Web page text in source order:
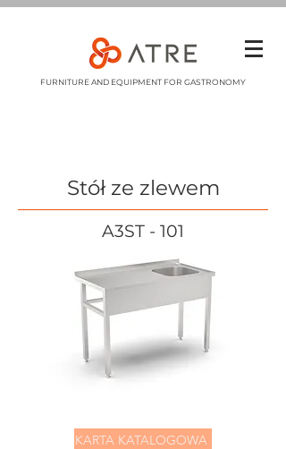
FURNITURE AND EQUIPMENT FOR GASTRONOMY
Stół ze zlewem
A3ST - 101
KARTA KATALOGOWA